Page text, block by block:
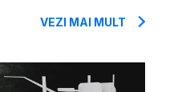
VEZI MAI MULT